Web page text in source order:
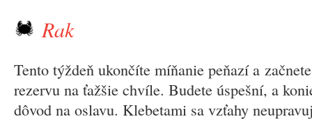
Rak
Tento týždeň ukončíte míňanie peňazí a
rezervu na ťažšie chvíle. Budete úspešní, a
dôvod na oslavu. Klebetami sa vzťahy